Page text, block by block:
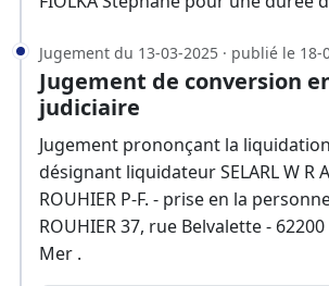
Jugement du 13-03-2025 · publié le 18-
Jugement de conversion
judiciaire
Jugement prononçant la
désignant liquidateur SELARL W R
ROUHIER P-F. - prise en la
ROUHIER 37, rue Belvalette -
Mer .